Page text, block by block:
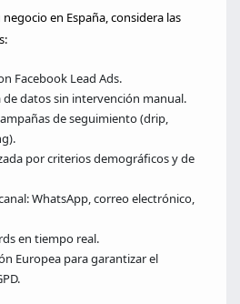
en España, considera las
Facebook Lead Ads.
datos sin intervención manual.
de seguimiento (drip,
por criterios demográficos y de
WhatsApp, correo electrónico,
en tiempo real.
Europea para garantizar el